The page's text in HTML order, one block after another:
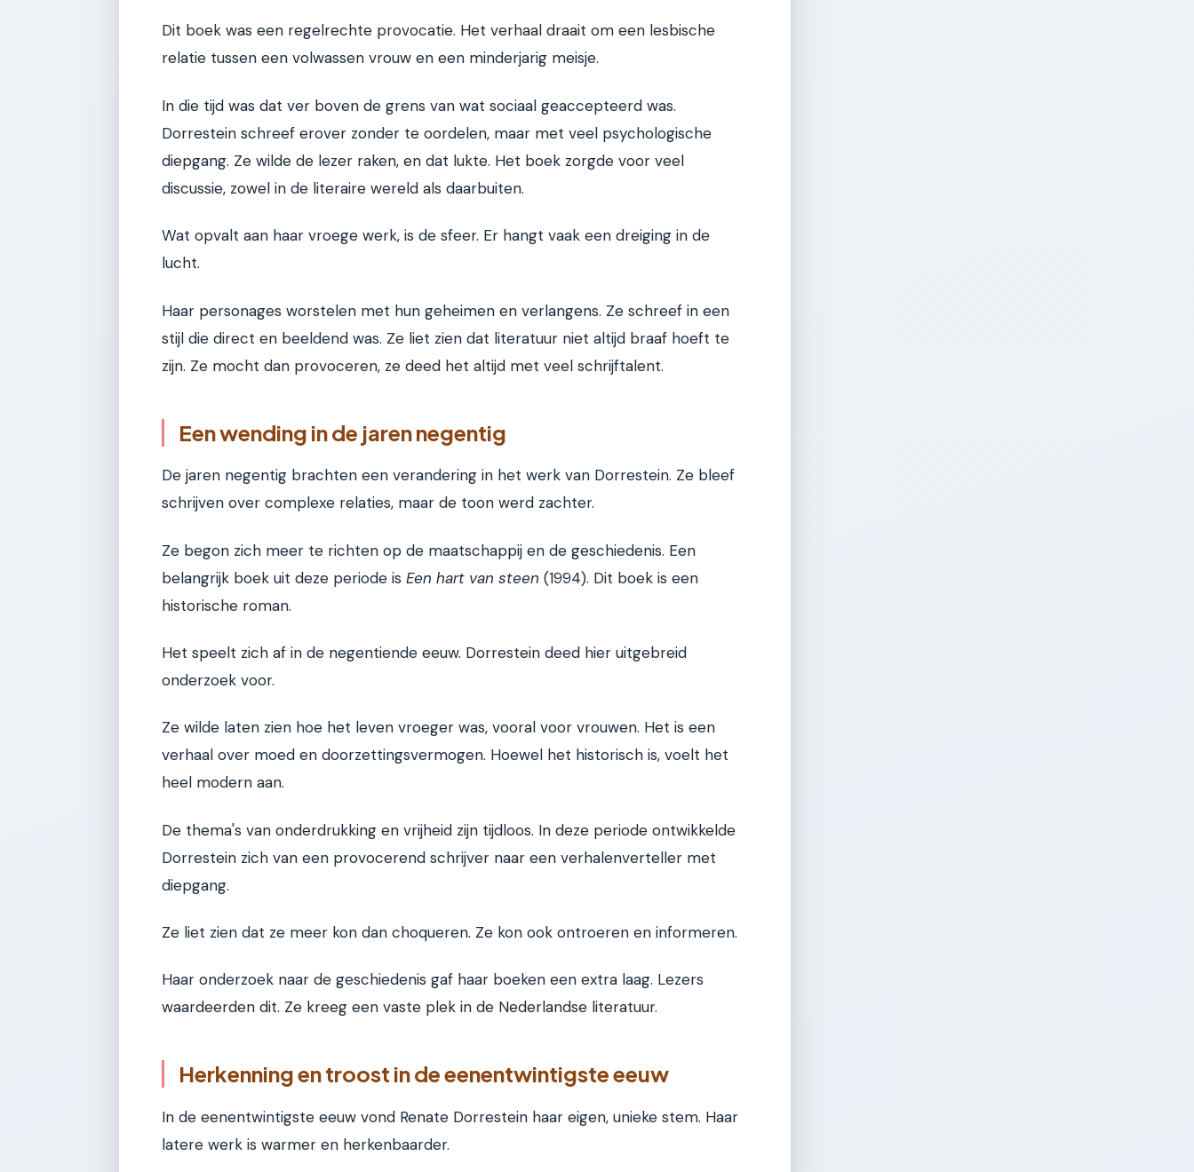
Dit boek was een regelrechte provocatie. Het verhaal draait om een lesbische
relatie tussen een volwassen vrouw en een minderjarig meisje.
In die tijd was dat ver boven de grens van wat sociaal geaccepteerd was.
Dorrestein schreef erover zonder te oordelen, maar met veel psychologische
diepgang. Ze wilde de lezer raken, en dat lukte. Het boek zorgde voor veel
discussie, zowel in de literaire wereld als daarbuiten.
Wat opvalt aan haar vroege werk, is de sfeer. Er hangt vaak een dreiging in de
lucht.
Haar personages worstelen met hun geheimen en verlangens. Ze schreef in een
stijl die direct en beeldend was. Ze liet zien dat literatuur niet altijd braaf hoeft te
zijn. Ze mocht dan provoceren, ze deed het altijd met veel schrijftalent.
Een wending in de jaren negentig
De jaren negentig brachten een verandering in het werk van Dorrestein. Ze bleef
schrijven over complexe relaties, maar de toon werd zachter.
Ze begon zich meer te richten op de maatschappij en de geschiedenis. Een
belangrijk boek uit deze periode is Een hart van steen (1994). Dit boek is een
historische roman.
Het speelt zich af in de negentiende eeuw. Dorrestein deed hier uitgebreid
onderzoek voor.
Ze wilde laten zien hoe het leven vroeger was, vooral voor vrouwen. Het is een
verhaal over moed en doorzettingsvermogen. Hoewel het historisch is, voelt het
heel modern aan.
De thema's van onderdrukking en vrijheid zijn tijdloos. In deze periode ontwikkelde
Dorrestein zich van een provocerend schrijver naar een verhalenverteller met
diepgang.
Ze liet zien dat ze meer kon dan choqueren. Ze kon ook ontroeren en informeren.
Haar onderzoek naar de geschiedenis gaf haar boeken een extra laag. Lezers
waardeerden dit. Ze kreeg een vaste plek in de Nederlandse literatuur.
Herkenning en troost in de eenentwintigste eeuw
In de eenentwintigste eeuw vond Renate Dorrestein haar eigen, unieke stem. Haar
latere werk is warmer en herkenbaarder.